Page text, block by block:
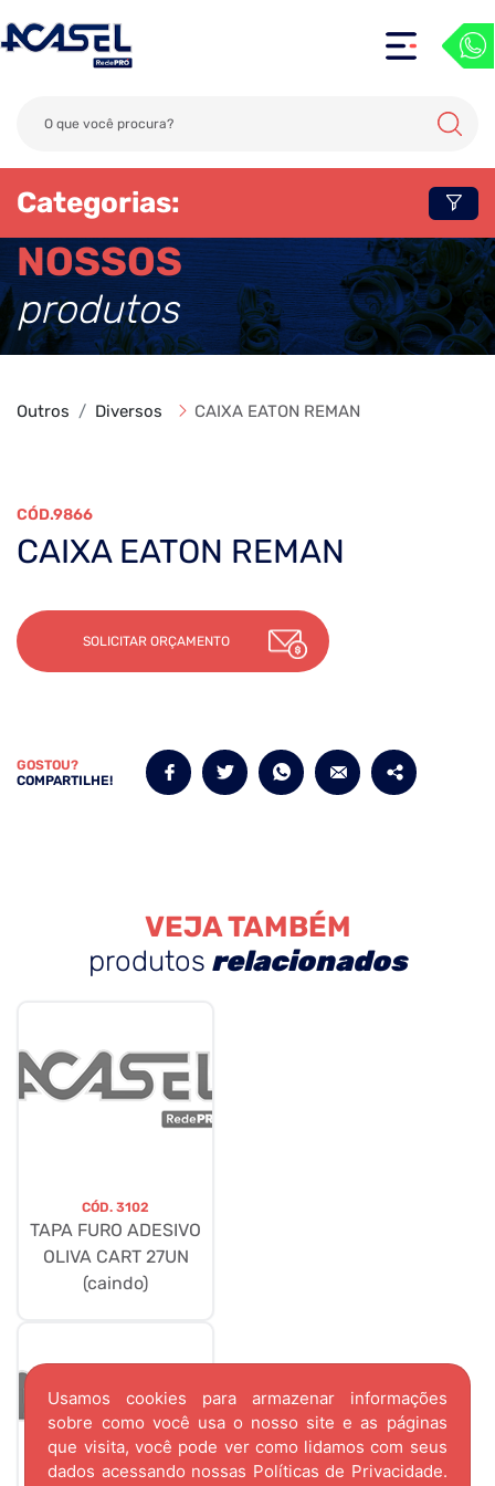
Usamos cookies para armazenar informações
sobre como você usa o nosso site e as páginas
que visita, você pode ver como lidamos com seus
dados acessando nossas Políticas de Privacidade.
Categorias:
NOSSOS
produtos
Outros Diversos CAIXA EATON REMAN
9866
CAIXA EATON REMAN
SOLICITAR ORÇAMENTO
GOSTOU?
COMPARTILHE!
VEJA TAMBÉM
produtos relacionados
CÓD. 3102
TAPA FURO ADESIVO
OLIVA CART 27UN
(caindo)